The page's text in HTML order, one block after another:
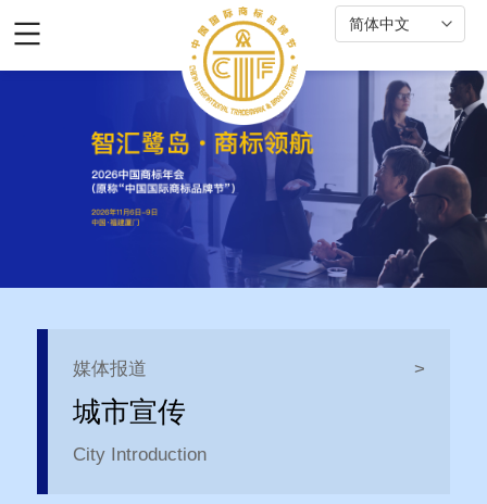
媒体报道 >
城市宣传
City Introduction